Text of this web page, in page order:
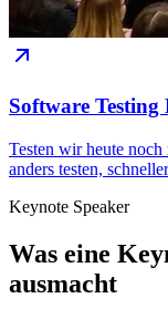
Software Testing
Testen wir heute
anders testen,
Keynote Speaker
Was eine
ausmacht